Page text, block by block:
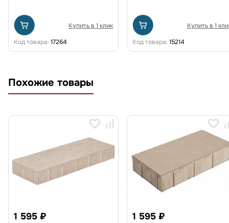
Купить в 1 клик
Код товара: 17264
Купить в 1
Код товара: 15214
Похожие товары
1 595 ₽ 1 595 ₽